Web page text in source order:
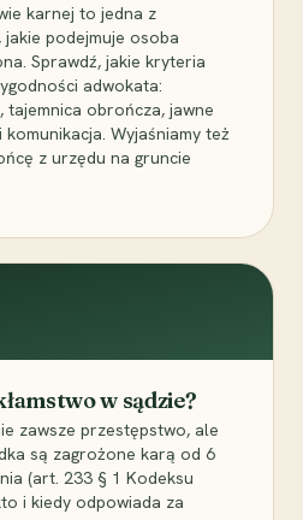
karnej to jedna z
jakie podejmuje osoba
Sprawdź, jakie kryteria
adwokata:
tajemnica obrończa, jawne
Wyjaśniamy też
z urzędu na gruncie
w sądzie?
zawsze przestępstwo, ale
są zagrożone karą od 6
(art. 233 § 1 Kodeksu
i kiedy odpowiada za